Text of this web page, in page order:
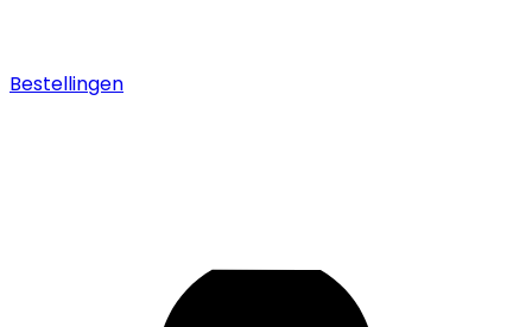
Bestellingen